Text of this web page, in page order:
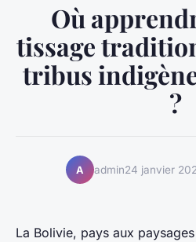
Où
tissage
tribus
?
A admin24 janvier
La Bolivie, pays aux